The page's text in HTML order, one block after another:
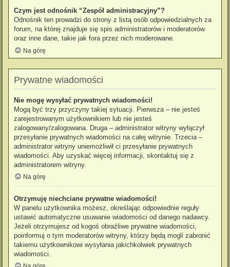
Czym jest odnośnik “Zespół administracyjny”?
Odnośnik ten prowadzi do strony z listą osób odpowiedzialnych za
forum, na której znajduje się spis administratorów i moderatorów
oraz inne dane, takie jak fora przez nich moderowane.
Na górę
Prywatne wiadomości
Nie mogę wysyłać prywatnych wiadomości!
Mogą być trzy przyczyny takiej sytuacji. Pierwsza – nie jesteś
zarejestrowanym użytkownikiem lub nie jesteś
zalogowany/zalogowana. Druga – administrator witryny wyłączył
przesyłanie prywatnych wiadomości na całej witrynie. Trzecia –
administrator witryny uniemożliwił ci przesyłanie prywatnych
wiadomości. Aby uzyskać więcej informacji, skontaktuj się z
administratorem witryny.
Na górę
Otrzymuję niechciane prywatne wiadomości!
W panelu użytkownika możesz, określając odpowiednie reguły
ustawić automatyczne usuwanie wiadomości od danego nadawcy.
Jeżeli otrzymujesz od kogoś obraźliwe prywatne wiadomości,
poinformuj o tym moderatorów witryny, którzy będą mogli zabronić
takiemu użytkownikowi wysyłania jakichkolwiek prywatnych
wiadomości.